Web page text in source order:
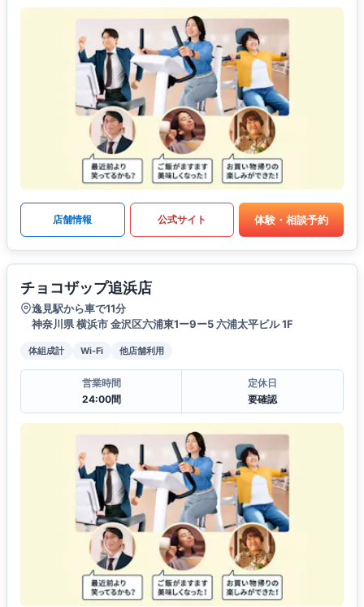
店舗情報 公式サイト 体験・相談予約
チョコザップ追浜店
逸見駅から車で11分
神奈川県 横浜市 金沢区六浦東1ー9ー5 六浦太平ビル 1F
体組成計 Wi-Fi 他店舗利用
営業時間
24:00間
定休日
要確認